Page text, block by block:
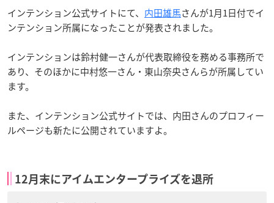
インテンション公式サイトにて、 内田雄馬さんが1月1日付でイ
ンテンション所属になったことが発表されました。
インテンションは鈴村健一さんが代表取締役を務める事務所で
あり、そのほかに中村悠一さん・東山奈央さんらが所属してい
ます。
また、インテンション公式サイトでは、内田さんのプロフィー
ルページも新たに公開されていますよ。
12月末にアイムエンタープライズを退所